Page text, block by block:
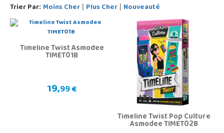
Trier Par: Moins Cher | Plus Cher | Nouveauté
Timeline Twist Asmodee
TIMET01B
19,99 €
Timeline Twist Pop Culture
Asmodee TIMET02B